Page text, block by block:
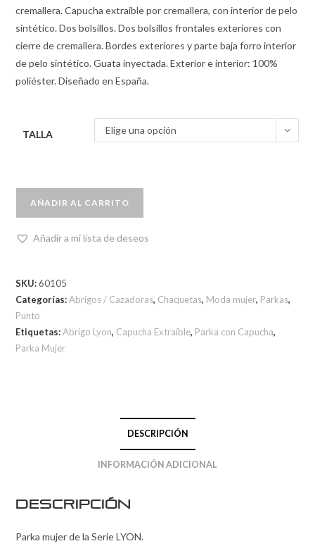
cremallera. Capucha extraible por cremallera, con interior de pelo
sintético. Dos bolsillos. Dos bolsillos frontales exteriores con
cierre de cremallera. Bordes exteriores y parte baja forro interior
de pelo sintético. Guata inyectada. Exterior e interior: 100%
poliéster. Diseñado en España.
TALLA Elige una opción
AÑADIR AL CARRITO
Añadir a mi lista de deseos
SKU:60105
Categorías:Abrigos / Cazadoras, Chaquetas, Moda mujer, Parkas,
Punto
Etiquetas:Abrigo Lyon, Capucha Extraíble, Parka con Capucha,
Parka Mujer
DESCRIPCIÓN
INFORMACIÓN ADICIONAL
Descripción
Parka mujer de la Serie LYON.